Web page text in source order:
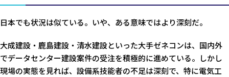
日本でも状況は似ている。いや、ある意味ではより深刻だ。
大成建設・鹿島建設・清水建設といった大手ゼネコンは、国内外
でデータセンター建設案件の受注を積極的に進めている。しかし
現場の実態を見れば、設備系技能者の不足は深刻で、特に電気工